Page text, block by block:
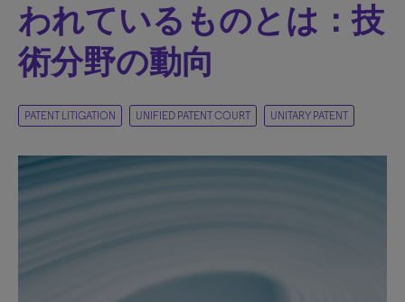
われているものとは：技
術分野の動向
PATENT LITIGATION UNIFIED PATENT COURT UNITARY PATENT